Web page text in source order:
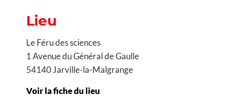
Lieu
Le Féru des sciences
1 Avenue du Général de Gaulle
54140 Jarville-la-Malgrange
Voir la fiche du lieu